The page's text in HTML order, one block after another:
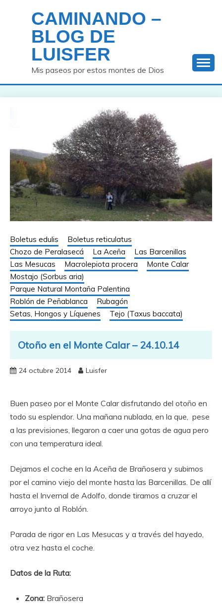
contenido
CAMINANDO –
BLOG DE
LUISFER
Mis paseos por estos montes de Dios
Boletus edulis
Boletus reticulatus
Chozo de Peralasecá
La Aceña
Las Barcenillas
Las Mesucas
Macrolepiota procera
Monte Calar
Mostajo (Sorbus aria)
Parque Natural Montaña Palentina
Roblón de Peñablanca
Rubagón
Setas, Hongos y Líquenes
Tejo (Taxus baccata)
Otoño en el Monte Calar – 24.10.14
24 octubre 2014 Luisfer
Buen paseo por el Monte Calar disfrutando del otoño en
todo su esplendor. Una mañana nublada, en la que, pese
a las previsiones, llegaron a caer una gotas de agua pero
con una temperatura ideal.
Dejamos el coche en la Aceña de Brañosera y subimos
por el camino viejo del monte hasta las Barcenillas. De allí
hasta el Invernal de Adolfo, donde tiramos a cruzar el
arroyo junto al Roblón.
Parada de rigor en Las Mesucas y a través del hayedo,
otra vez hasta el coche.
Datos de la Ruta:
Zona: Brañosera